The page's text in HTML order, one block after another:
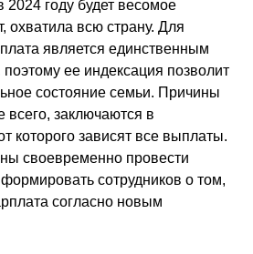
2024 году будет весомое
охватила всю страну. Для
является единственным
ее индексация позволит
состояние семьи. Причины
заключаются в
которого зависят все выплаты.
своевременно провести
сотрудников о том,
согласно новым